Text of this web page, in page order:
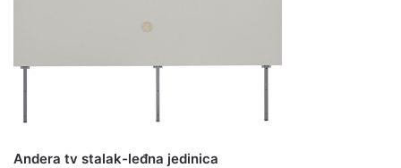
Andera tv stalak-leđna jedinica